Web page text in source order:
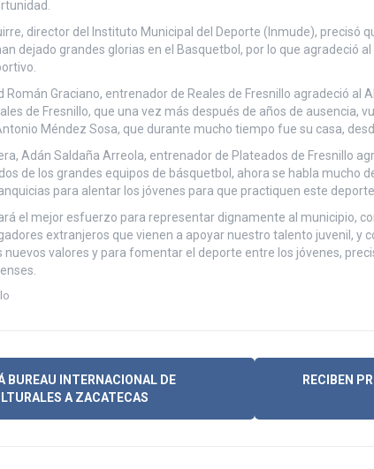
director del Instituto Municipal del Deporte (Inmude), precisó
dejado grandes glorias en el Basquetbol, por lo que agradeció
Román Graciano, entrenador de Reales de Fresnillo agradeció al
de Fresnillo, que una vez más después de años de ausencia,
Méndez Sosa, que durante mucho tiempo fue su casa,
Adán Saldaña Arreola, entrenador de Plateados de Fresnillo
de los grandes equipos de básquetbol, ahora se habla mucho
para alentar los jóvenes para que practiquen este deporte.
el mejor esfuerzo para representar dignamente al municipio,
extranjeros que vienen a apoyar nuestro talento juvenil, y
nuevos valores y para fomentar el deporte entre los jóvenes,
BUREAU INTERNACIONAL DE
A ZACATECAS
RECIBEN